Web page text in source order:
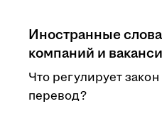
Иностранные
компаний и
Что регулирует
перевод?